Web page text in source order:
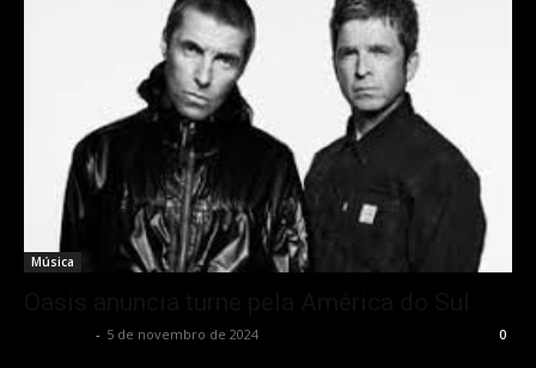
Música
- 5 de novembro de 2024 0